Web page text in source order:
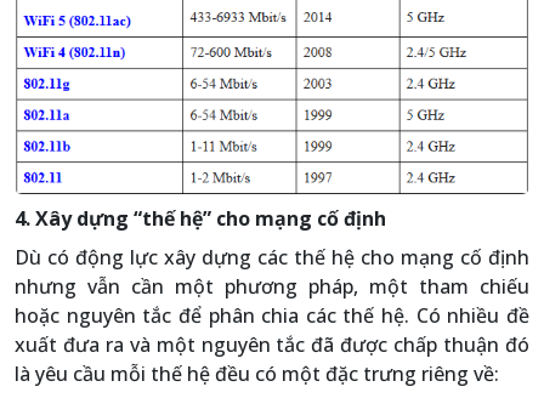
4. Xây dựng “thế hệ” cho mạng cố định
Dù có động lực xây dựng các thế hệ cho mạng cố định
nhưng vẫn cần một phương pháp, một tham chiếu
hoặc nguyên tắc để phân chia các thế hệ. Có nhiều đề
xuất đưa ra và một nguyên tắc đã được chấp thuận đó
là yêu cầu mỗi thế hệ đều có một đặc trưng riêng về: